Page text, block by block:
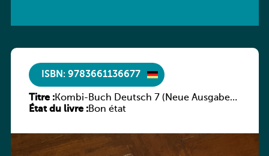
ISBN: 9783661136677
Titre :Kombi-Buch Deutsch 7 (Neue Ausgabe
Luxemburg)
État du livre :Bon état